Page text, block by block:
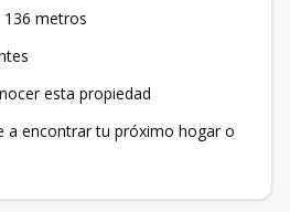
136 metros
esta propiedad
a encontrar tu próximo hogar o